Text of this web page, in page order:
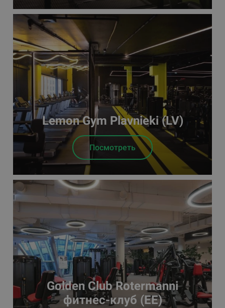
Lemon Gym Plavnieki (LV)
Посмотреть
Golden Club Rotermanni
фитнес-клуб (EE)